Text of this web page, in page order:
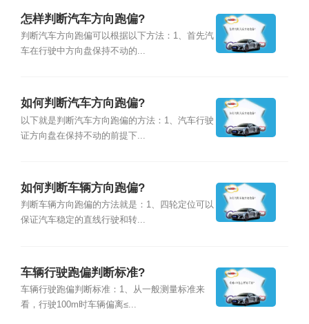
怎样判断汽车方向跑偏?
判断汽车方向跑偏可以根据以下方法：1、首先汽
车在行驶中方向盘保持不动的...
如何判断汽车方向跑偏?
以下就是判断汽车方向跑偏的方法：1、汽车行驶
证方向盘在保持不动的前提下...
如何判断车辆方向跑偏?
判断车辆方向跑偏的方法就是：1、四轮定位可以
保证汽车稳定的直线行驶和转...
车辆行驶跑偏判断标准?
车辆行驶跑偏判断标准：1、从一般测量标准来
看，行驶100m时车辆偏离≤...